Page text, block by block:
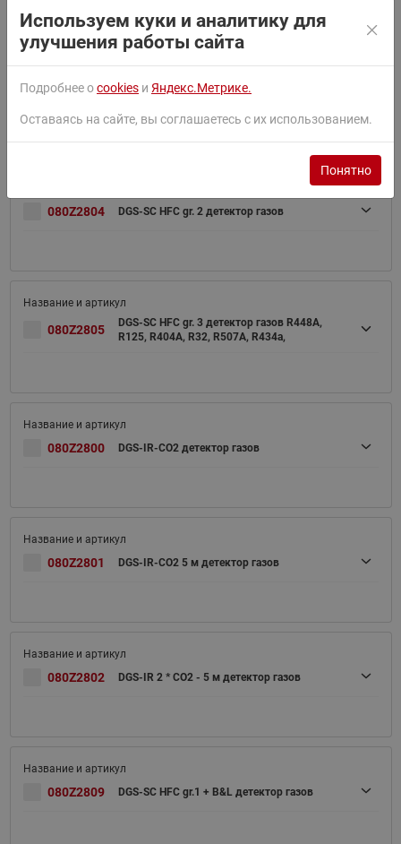
Фильтр
080Z2803 DGS-SC HFC gr. 1 детектор газов
080Z2804 DGS-SC HFC gr. 2 детектор газов
080Z2805
DGS-SC HFC gr. 3 детектор газов R448A,
R125, R404A, R32, R507A, R434a,
080Z2800 DGS-IR-CO2 детектор газов
080Z2801 DGS-IR-CO2 5 м детектор газов
080Z2802 DGS-IR 2 * CO2 - 5 м детектор газов
080Z2809 DGS-SC HFC gr.1 + B&L детектор газов
Используем куки и аналитику для
улучшения работы сайта
Подробнее оcookies и Яндекс.Метрике.
Оставаясь на сайте, вы соглашаетесь с их использованием.
Понятно